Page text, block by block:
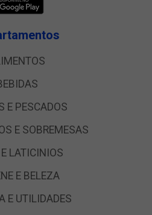
E PESCADOS
E SOBREMESAS
LATICINIOS
E BELEZA
E UTILIDADES